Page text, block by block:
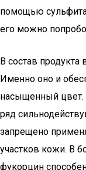
помощью сульфита
его можно
В состав
Именно оно и
насыщенный цвет.
ряд
запрещено
участков кожи. В
фукорцин